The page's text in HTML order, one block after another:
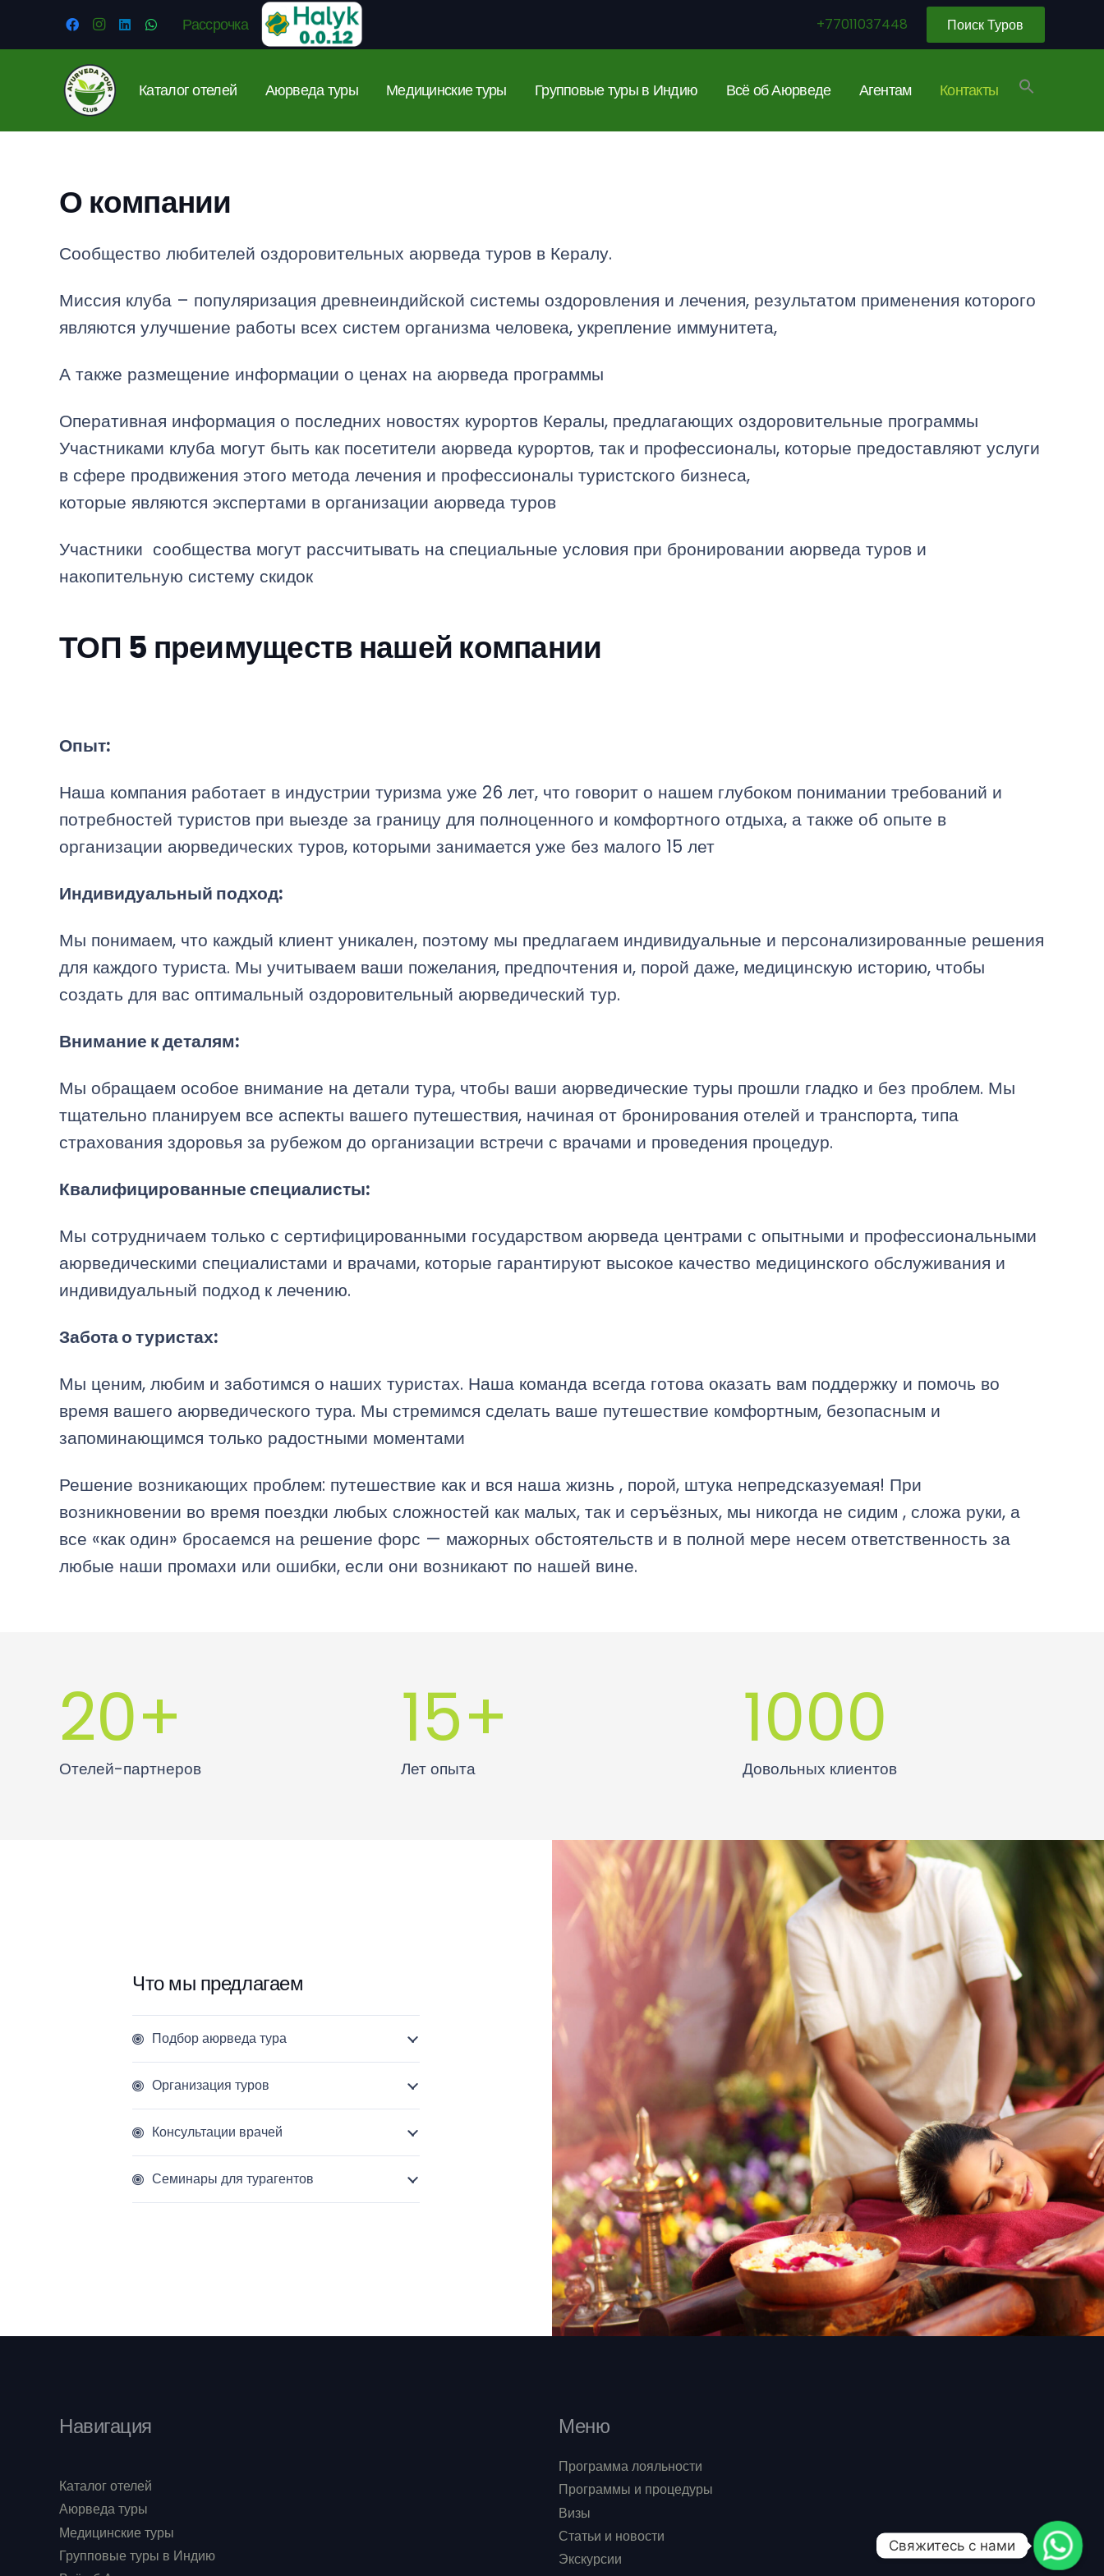
Рассрочка +77011037448 Поиск Туров
Каталог отелей Аюрведа туры Медицинские туры Групповые туры в Индию Всё об Аюрведе Агентам Контакты
О компании
Сообщество любителей оздоровительных аюрведа туров в Кералу.
Миссия клуба – популяризация древнеиндийской системы оздоровления и лечения, результатом применения которого
являются улучшение работы всех систем организма человека, укрепление иммунитета,
А также размещение информации о ценах на аюрведа программы
Оперативная информация о последних новостях курортов Кералы, предлагающих оздоровительные программы
Участниками клуба могут быть как посетители аюрведа курортов, так и профессионалы, которые предоставляют услуги
в сфере продвижения этого метода лечения и профессионалы туристского бизнеса,
которые являются экспертами в организации аюрведа туров
Участники сообщества могут рассчитывать на специальные условия при бронировании аюрведа туров и
накопительную систему скидок
ТОП 5 преимуществ нашей компании
Опыт:
Наша компания работает в индустрии туризма уже 26 лет, что говорит о нашем глубоком понимании требований и
потребностей туристов при выезде за границу для полноценного и комфортного отдыха, а также об опыте в
организации аюрведических туров, которыми занимается уже без малого 15 лет
Индивидуальный подход:
Мы понимаем, что каждый клиент уникален, поэтому мы предлагаем индивидуальные и персонализированные решения
для каждого туриста. Мы учитываем ваши пожелания, предпочтения и, порой даже, медицинскую историю, чтобы
создать для вас оптимальный оздоровительный аюрведический тур.
Внимание к деталям:
Мы обращаем особое внимание на детали тура, чтобы ваши аюрведические туры прошли гладко и без проблем. Мы
тщательно планируем все аспекты вашего путешествия, начиная от бронирования отелей и транспорта, типа
страхования здоровья за рубежом до организации встречи с врачами и проведения процедур.
Квалифицированные специалисты:
Мы сотрудничаем только с сертифицированными государством аюрведа центрами с опытными и профессиональными
аюрведическими специалистами и врачами, которые гарантируют высокое качество медицинского обслуживания и
индивидуальный подход к лечению.
Забота о туристах:
Мы ценим, любим и заботимся о наших туристах. Наша команда всегда готова оказать вам поддержку и помочь во
время вашего аюрведического тура. Мы стремимся сделать ваше путешествие комфортным, безопасным и
запоминающимся только радостными моментами
Решение возникающих проблем: путешествие как и вся наша жизнь , порой, штука непредсказуемая! При
возникновении во время поездки любых сложностей как малых, так и серъёзных, мы никогда не сидим , сложа руки, а
все «как один» бросаемся на решение форс — мажорных обстоятельств и в полной мере несем ответственность за
любые наши промахи или ошибки, если они возникают по нашей вине.
20+
Отелей-партнеров
15+
Лет опыта
1000
Довольных клиентов
Что мы предлагаем
Подбор аюрведа тура
Организация туров
Консультации врачей
Семинары для турагентов
Навигация
Каталог отелей
Аюрведа туры
Медицинские туры
Групповые туры в Индию
Меню
Программа лояльности
Программы и процедуры
Визы
Статьи и новости
Экскурсии
Свяжитесь с нами